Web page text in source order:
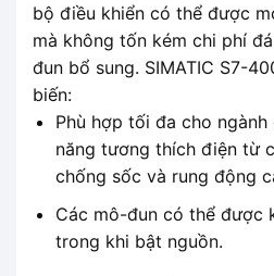
bộ điều khiển có thể được
mà không tốn kém chi phí
đun bổ sung. SIMATIC S7-
biến:
Phù hợp tối đa cho
năng tương thích điện từ
chống sốc và rung động
Các mô-đun có thể được
trong khi bật nguồn.